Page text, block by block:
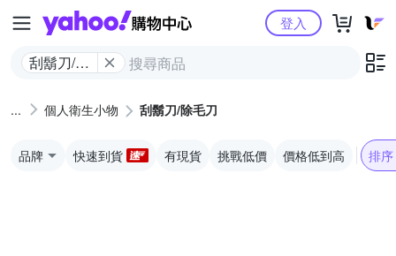
Yahoo購物中心
刮鬍刀/除
登入
個人衛生小物 刮鬍刀/除毛刀
品牌 快速到貨 有現貨 挑戰低價 價格低到高 排序